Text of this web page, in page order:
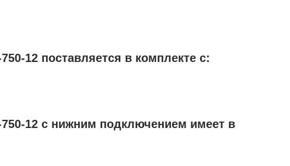
12 поставляется в комплекте с:
12 с нижним подключением имеет в